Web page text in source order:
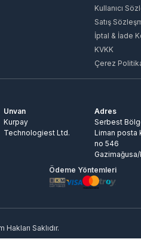
Kullanıcı
Satış
İptal & İade
KVKK
Çerez
Unvan
Kurpay
Technologiest Ltd.
Adres
Serbest
Liman posta
no 546
Ödeme Yöntemleri
Hakları Saklıdır.